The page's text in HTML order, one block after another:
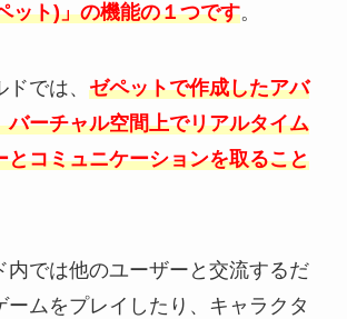
ット)」の機能の１つです。
では、 ゼペットで作成したアバ
バーチャル空間上でリアルタイム
とコミュニケーションを取ること
内では他のユーザーと交流するだ
ームをプレイしたり、キャラクタ